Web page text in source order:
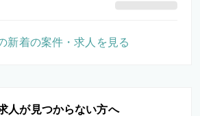
人が見つからない方へ
新着の案件・求人を見る